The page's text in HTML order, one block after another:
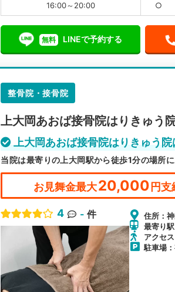
16:00～20:00 ○
無料 LINEで予約する
整骨院・接骨院
上大岡あおば接骨院はりきゅう
上大岡あおば接骨院はりきゅう
当院は最寄りの上大岡駅から徒歩1分の場所
お見舞金最大20,000 円支
4 - 件
住所：
最寄り
アクセ
駐車場